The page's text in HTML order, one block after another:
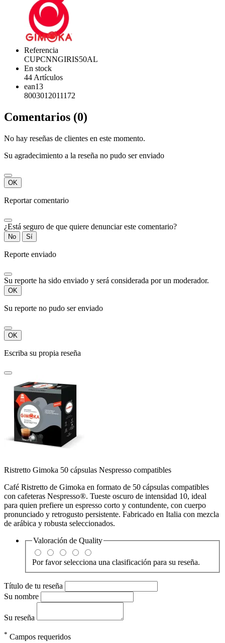
Referencia
CUPCNNGIRIS50AL
En stock
44 Artículos
ean13
8003012011172
Comentarios (0)
No hay reseñas de clientes en este momento.
Su agradecimiento a la reseña no pudo ser enviado
OK
Reportar comentario
¿Está seguro de que quiere denunciar este comentario?
No Sí
Reporte enviado
Su reporte ha sido enviado y será considerada por un moderador.
OK
Su reporte no pudo ser enviado
OK
Escriba su propia reseña
Ristretto Gimoka 50 cápsulas Nespresso compatibles
Café Ristretto de Gimoka en formato de 50 cápsulas compatibles
con cafeteras Nespresso®. Tueste oscuro de intensidad 10, ideal
para quien prefiere un espresso corto y contundente, con cuerpo
pronunciado y retrogusto persistente. Fabricado en Italia con mezcla
de arábica y robusta seleccionados.
Valoración de Quality
Por favor selecciona una clasificación para su reseña.
Título de tu reseña
Su nombre
Su reseña
* Campos requeridos